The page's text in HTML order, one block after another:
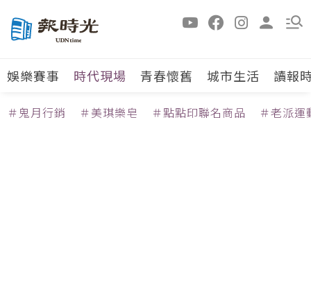
娛樂賽事 時代現場 青春懷舊 城市生活 讀報
＃鬼月行銷 ＃美琪樂皂 ＃點點印聯名商品 ＃老派運